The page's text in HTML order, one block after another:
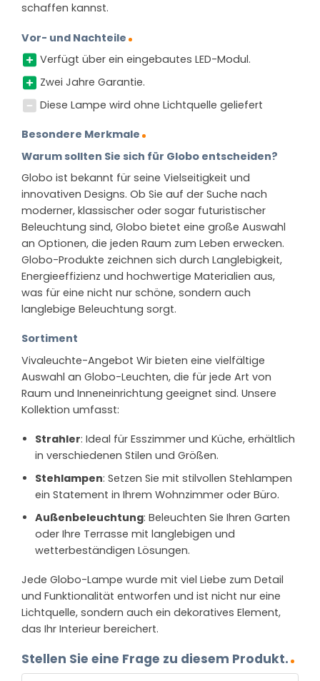
schaffen kannst.
Vor- und Nachteile
Verfügt über ein eingebautes LED-Modul.
Zwei Jahre Garantie.
Diese Lampe wird ohne Lichtquelle geliefert
Besondere Merkmale
Warum sollten Sie sich für Globo entscheiden?
Globo ist bekannt für seine Vielseitigkeit und
innovativen Designs. Ob Sie auf der Suche nach
moderner, klassischer oder sogar futuristischer
Beleuchtung sind, Globo bietet eine große Auswahl
an Optionen, die jeden Raum zum Leben erwecken.
Globo-Produkte zeichnen sich durch Langlebigkeit,
Energieeffizienz und hochwertige Materialien aus,
was für eine nicht nur schöne, sondern auch
langlebige Beleuchtung sorgt.
Sortiment
Vivaleuchte-Angebot Wir bieten eine vielfältige
Auswahl an Globo-Leuchten, die für jede Art von
Raum und Inneneinrichtung geeignet sind. Unsere
Kollektion umfasst:
Strahler: Ideal für Esszimmer und Küche, erhältlich
in verschiedenen Stilen und Größen.
Stehlampen: Setzen Sie mit stilvollen Stehlampen
ein Statement in Ihrem Wohnzimmer oder Büro.
Außenbeleuchtung: Beleuchten Sie Ihren Garten
oder Ihre Terrasse mit langlebigen und
wetterbeständigen Lösungen.
Jede Globo-Lampe wurde mit viel Liebe zum Detail
und Funktionalität entworfen und ist nicht nur eine
Lichtquelle, sondern auch ein dekoratives Element,
das Ihr Interieur bereichert.
Stellen Sie eine Frage zu diesem Produkt.